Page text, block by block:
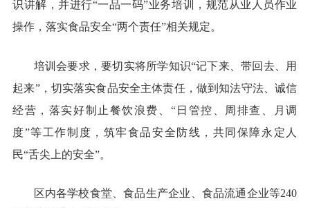
识讲解，并进行“一品一码”业务培训，规范从业人员作业
操作，落实食品安全“两个责任”相关规定。
培训会要求，要切实将所学知识“记下来、带回去、用
起来”，切实落实食品安全主体责任，做到知法守法、诚信
经营，落实好制止餐饮浪费、“日管控、周排查、月调
度”等工作制度，筑牢食品安全防线，共同保障永定人
民“舌尖上的安全”。
区内各学校食堂、食品生产企业、食品流通企业等240